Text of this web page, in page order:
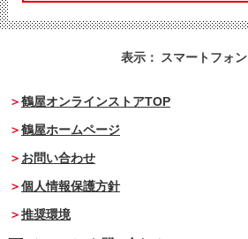
表示： スマートフォン
鶴屋オンラインストアTOP
鶴屋ホームページ
お問い合わせ
個人情報保護方針
推奨環境